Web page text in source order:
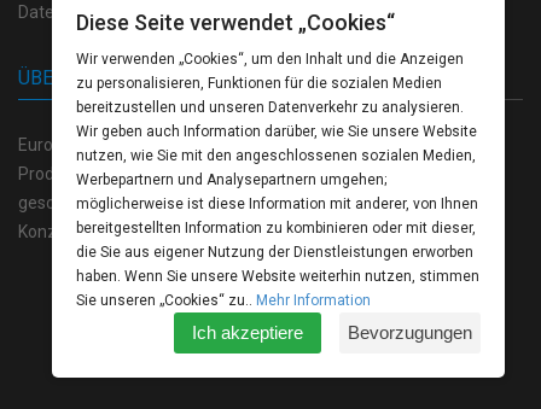
Datenschutzvorschriften
ÜBER UNS
Europrint Bulgarien bietet eine breite Palette von hochwertigen
Produkten auf dem Gebiet der Polygraphie, sowie einen völlig
geschlossenen Zyklus der Produktion von der kreativen
Konzeption bis zum fertigten Produkt.
Europrint © 2026 All rights reserved.
Diese Seite verwendet „Cookies“
Wir verwenden „Cookies“, um den Inhalt und die Anzeigen
zu personalisieren, Funktionen für die sozialen Medien
bereitzustellen und unseren Datenverkehr zu analysieren.
Wir geben auch Information darüber, wie Sie unsere Website
nutzen, wie Sie mit den angeschlossenen sozialen Medien,
Werbepartnern und Analysepartnern umgehen;
möglicherweise ist diese Information mit anderer, von Ihnen
bereitgestellten Information zu kombinieren oder mit dieser,
die Sie aus eigener Nutzung der Dienstleistungen erworben
haben. Wenn Sie unsere Website weiterhin nutzen, stimmen
Sie unseren „Cookies“ zu.. Mehr Information
Ich akzeptiere Bevorzugungen